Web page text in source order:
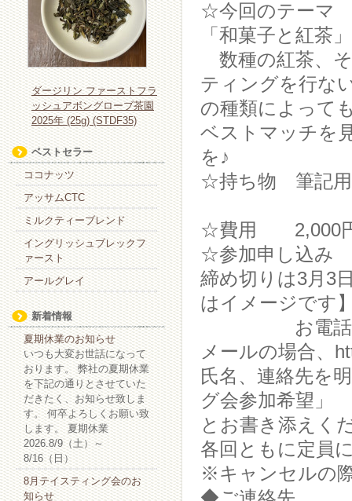
ダージリン ファーストフラ
ッシュアボングローブ茶園
2025年 (25g) (STDF35)
ベストセラー
ココナッツ
アッサムCTC
ミルクティーブレンド
イングリッシュブレックフ
ァースト
アールグレイ
新着情報
夏期休業のお知らせ
いつも大変お世話になって
おります。 弊社の夏期休業
を下記の通りとさせていた
だきたく、お知らせ致しま
す。 何卒よろしくお願い致
します。 夏期休業
2026.8/9（土）～
8/16（日）
8月テイスティング会のお
知らせ
☆今回のテーマ
「和菓子と紅茶」
数種の紅茶、
ティングを行な
の種類によって
ベストマッチを
を♪
☆持ち物 筆記
☆費用 2,000円
☆参加申し込
締め切りは3月3
はイメージです
お電話での
メールの場合、
氏名、連絡先を
グ会参加希望」
とお書き添えく
各回ともに定員
※キャンセルの